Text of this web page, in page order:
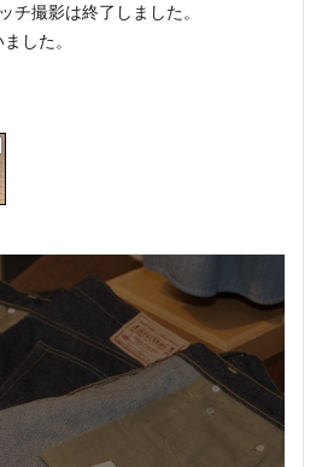
チ撮影は終了しました。
した。